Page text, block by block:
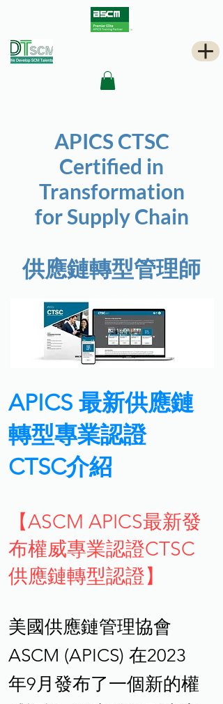
APICS CTSC
Certified in
Transformation
for Supply Chain
供應鏈轉型管理師
APICS 最新供應鏈
轉型專業認證
CTSC介紹
【ASCM APICS最新發
布權威專業認證CTSC
供應鏈轉型認證】
美國供應鏈管理協會
ASCM (APICS) 在2023
年9月發布了一個新的權